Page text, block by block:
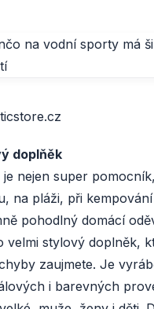
doplňěk
je nejen super
na pláži, při
pohodlný domácí
velmi stylový doplněk,
zaujmete. Je
i barevných